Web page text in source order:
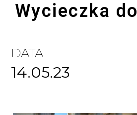
Wycieczka
DATA
14.05.23